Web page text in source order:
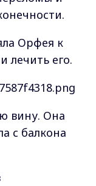
Орфея к
лечить его.
вину. Она
с балкона